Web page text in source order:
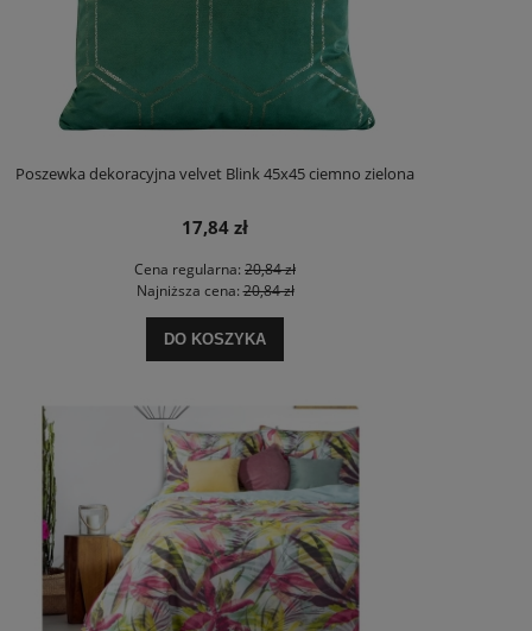
Poszewka dekoracyjna velvet Blink 45x45 ciemno zielona
17,84 zł
Cena regularna: 20,84 zł
Najniższa cena:20,84 zł
DO KOSZYKA